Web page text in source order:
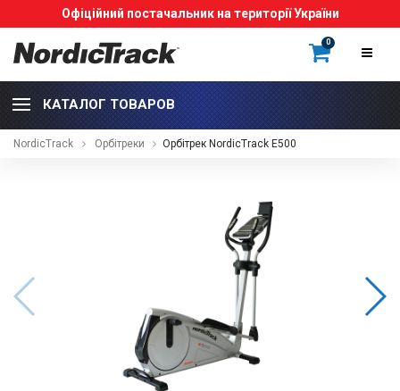
Офіційний постачальник на території України
0
КАТАЛОГ ТОВАРОВ
NordicTrack Орбітреки Орбітрек NordicTrack E500